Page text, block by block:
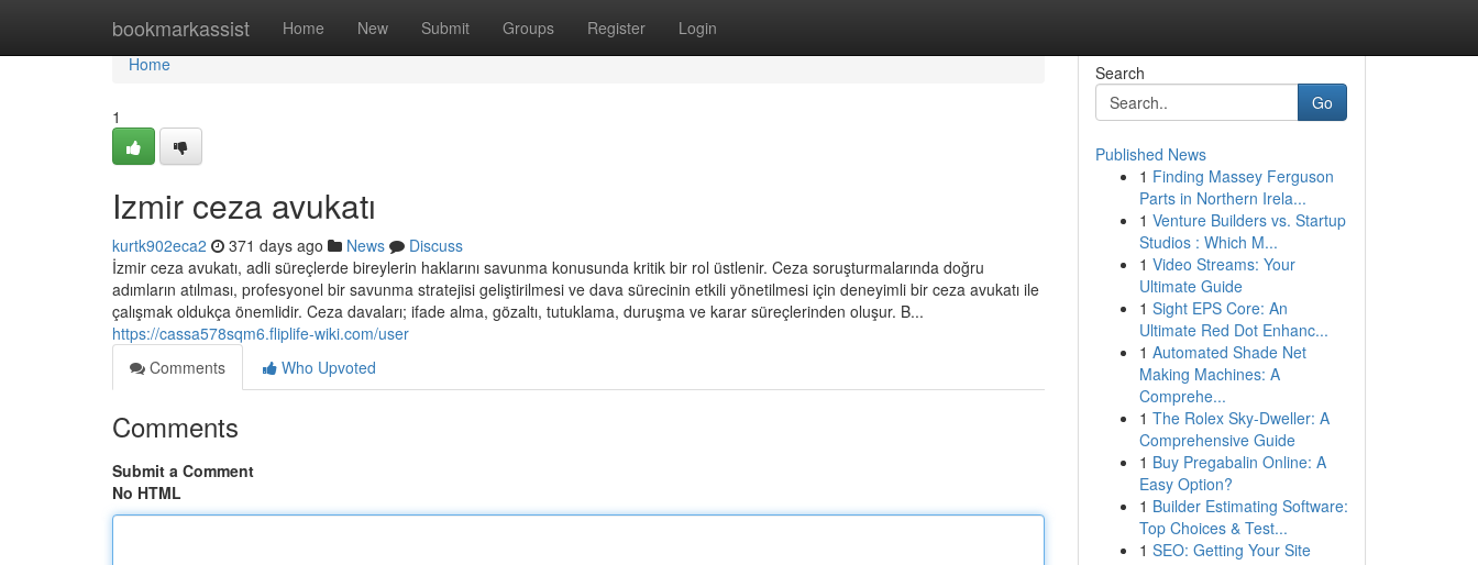
bookmarkassist Home New Submit Groups Register Login
Home
Home
1
Izmir ceza avukatı
kurtk902eca2 371 days ago News
Discuss
İzmir ceza avukatı, adli süreçlerde bireylerin haklarını savunma konusunda kritik bir rol üstlenir. Ceza soruşturmalarında doğru
adımların atılması, profesyonel bir savunma stratejisi geliştirilmesi ve dava sürecinin etkili yönetilmesi için deneyimli bir ceza avukatı ile
çalışmak oldukça önemlidir. Ceza davaları; ifade alma, gözaltı, tutuklama, duruşma ve karar süreçlerinden oluşur. B...
https://cassa578sqm6.fliplife-wiki.com/user
Comments
Who Upvoted
Comments
Submit a Comment
No HTML
Search
Go
Published News
1 Finding Massey Ferguson
Parts in Northern Irela...
1 Venture Builders vs. Startup
Studios : Which M...
1 Video Streams: Your
Ultimate Guide
1 Sight EPS Core: An
Ultimate Red Dot Enhanc...
1 Automated Shade Net
Making Machines: A
Comprehe...
1 The Rolex Sky-Dweller: A
Comprehensive Guide
1 Buy Pregabalin Online: A
Easy Option?
1 Builder Estimating Software:
Top Choices & Test...
1 SEO: Getting Your Site